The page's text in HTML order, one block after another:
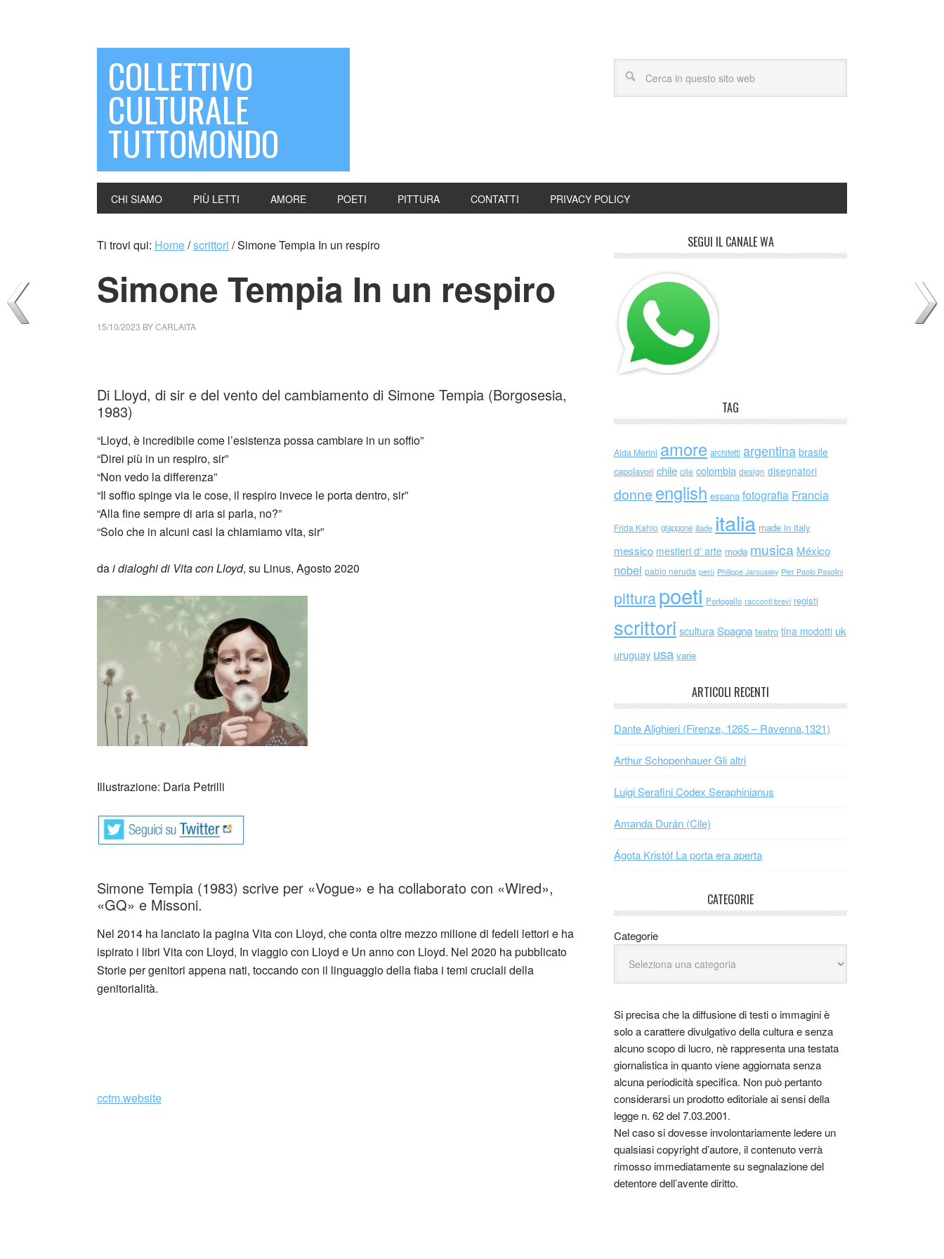
COLLETTIVO
CULTURALE
TUTTOMONDO
CHI SIAMO PIÙ LETTI AMORE POETI PITTURA CONTATTI PRIVACY POLICY
Ti trovi qui: Home/scrittori /Simone Tempia In un respiro
Simone Tempia In un respiro
15/10/2023 BYCARLAITA
Di Lloyd, di sir e del vento del cambiamento di Simone Tempia (Borgosesia,
1983)
“Lloyd, è incredibile come l’esistenza possa cambiare in un soffio”
“Direi più in un respiro, sir”
“Non vedo la differenza”
“Il soffio spinge via le cose, il respiro invece le porta dentro, sir”
“Alla fine sempre di aria si parla, no?”
“Solo che in alcuni casi la chiamiamo vita, sir”
dai dialoghi di Vita con Lloyd, su Linus, Agosto 2020
Illustrazione: Daria Petrilli
Simone Tempia (1983) scrive per «Vogue» e ha collaborato con «Wired»,
«GQ» e Missoni.
Nel 2014 ha lanciato la pagina Vita con Lloyd, che conta oltre mezzo milione di fedeli lettori e ha
ispirato i libri Vita con Lloyd, In viaggio con Lloyd e Un anno con Lloyd. Nel 2020 ha pubblicato
Storie per genitori appena nati, toccando con il linguaggio della fiaba i temi cruciali della
genitorialità.
cctm.website
SEGUI IL CANALE WA
TAG
Alda Merini amore architetti argentina brasile
capolavori chile cile colombia design disegnatori
donne english espana fotografia Francia
Frida Kahlo giappone iliade italia made in italy
messico mestieri d' arte moda musica México
nobel pablo neruda perù Philippe Jaroussky Pier Paolo Pasolini
pitturapoeti Portogallo racconti brevi registi
scrittori scultura Spagna teatro tina modotti uk
uruguay usa varie
ARTICOLI RECENTI
Dante Alighieri (Firenze, 1265 – Ravenna,1321)
Arthur Schopenhauer Gli altri
Luigi Serafini Codex Seraphinianus
Amanda Durán (Cile)
Ágota Kristóf La porta era aperta
CATEGORIE
Categorie
Si precisa che la diffusione di testi o immagini è
solo a carattere divulgativo della cultura e senza
alcuno scopo di lucro, nè rappresenta una testata
giornalistica in quanto viene aggiornata senza
alcuna periodicità specifica. Non può pertanto
considerarsi un prodotto editoriale ai sensi della
legge n. 62 del 7.03.2001.
Nel caso si dovesse involontariamente ledere un
qualsiasi copyright d’autore, il contenuto verrà
rimosso immediatamente su segnalazione del
detentore dell’avente diritto.